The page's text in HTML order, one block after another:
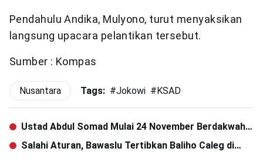
Pendahulu Andika, Mulyono, turut menyaksikan
langsung upacara pelantikan tersebut.
Sumber : Kompas
Nusantara Tags: #Jokowi #KSAD
Ustad Abdul Somad Mulai 24 November Berdakwah
di Aceh, Catat Jadwal dan Lokasinya
Salahi Aturan, Bawaslu Tertibkan Baliho Caleg di